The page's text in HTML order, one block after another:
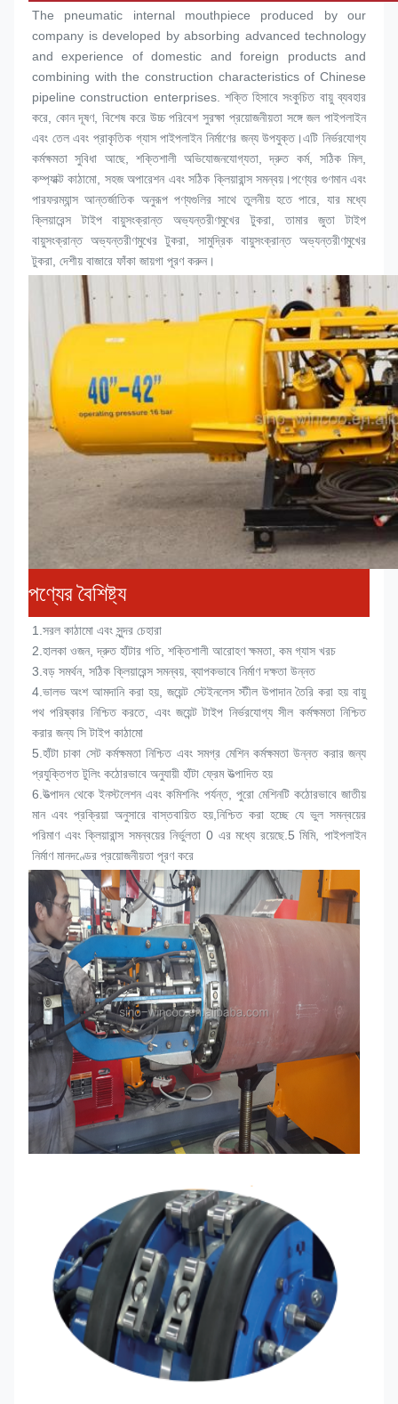
The pneumatic internal mouthpiece produced by our
company is developed by absorbing advanced technology
and experience of domestic and foreign products and
combining with the construction characteristics of Chinese
pipeline construction enterprises. শক্তি হিসাবে সংকুচিত বায়ু ব্যবহার
করে, কোন দূষণ, বিশেষ করে উচ্চ পরিবেশ সুরক্ষা প্রয়োজনীয়তা সঙ্গে জল পাইপলাইন
এবং তেল এবং প্রাকৃতিক গ্যাস পাইপলাইন নির্মাণের জন্য উপযুক্ত।এটি নির্ভরযোগ্য
কর্মক্ষমতা সুবিধা আছে, শক্তিশালী অভিযোজনযোগ্যতা, দ্রুত কর্ম, সঠিক মিল,
কম্প্যাক্ট কাঠামো, সহজ অপারেশন এবং সঠিক ক্লিয়ারান্স সমন্বয়।পণ্যের গুণমান এবং
পারফরম্যান্স আন্তর্জাতিক অনুরূপ পণ্যগুলির সাথে তুলনীয় হতে পারে, যার মধ্যে
ক্লিয়ারেন্স টাইপ বায়ুসংক্রান্ত অভ্যন্তরীণমুখের টুকরা, তামার জুতা টাইপ
বায়ুসংক্রান্ত অভ্যন্তরীণমুখের টুকরা , সামুদ্রিক বায়ুসংক্রান্ত অভ্যন্তরীণমুখের
টুকরা , দেশীয় বাজারে ফাঁকা জায়গা পূরণ করুন।
পণ্যের বৈশিষ্ট্য
1. সরল কাঠামো এবং সুন্দর চেহারা
2. হালকা ওজন, দ্রুত হাঁটার গতি, শক্তিশালী আরোহণ ক্ষমতা, কম গ্যাস খরচ
3. বড় সমর্থন, সঠিক ক্লিয়ারেন্স সমন্বয়, ব্যাপকভাবে নির্মাণ দক্ষতা উন্নত
4. ভালভ অংশ আমদানি করা হয়, জয়েন্ট স্টেইনলেস স্টীল উপাদান তৈরি করা হয় বায়ু
পথ পরিষ্কার নিশ্চিত করতে, এবং জয়েন্ট টাইপ নির্ভরযোগ্য সীল কর্মক্ষমতা নিশ্চিত
করার জন্য সি টাইপ কাঠামো
5. হাঁটা চাকা সেট কর্মক্ষমতা নিশ্চিত এবং সমগ্র মেশিন কর্মক্ষমতা উন্নত করার জন্য
প্রযুক্তিগত টুলিং কঠোরভাবে অনুযায়ী হাঁটা ফ্রেম উত্পাদিত হয়
6. উত্পাদন থেকে ইনস্টলেশন এবং কমিশনিং পর্যন্ত, পুরো মেশিনটি কঠোরভাবে জাতীয়
মান এবং প্রক্রিয়া অনুসারে বাস্তবায়িত হয়,নিশ্চিত করা হচ্ছে যে ভুল সমন্বয়ের
পরিমাণ এবং ক্লিয়ারান্স সমন্বয়ের নির্ভুলতা 0 এর মধ্যে রয়েছে.5 মিমি, পাইপলাইন
নির্মাণ মানদণ্ডের প্রয়োজনীয়তা পূরণ করে